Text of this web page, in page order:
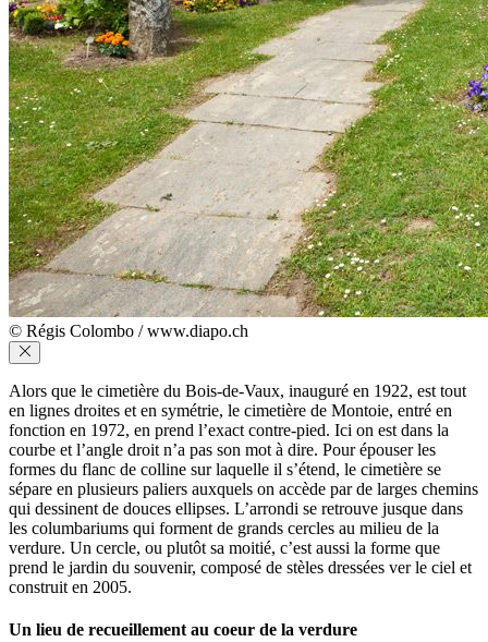
© Régis Colombo / www.diapo.ch
Alors que le cimetière du Bois-de-Vaux, inauguré en 1922, est tout
en lignes droites et en symétrie, le cimetière de Montoie, entré en
fonction en 1972, en prend l’exact contre-pied. Ici on est dans la
courbe et l’angle droit n’a pas son mot à dire. Pour épouser les
formes du flanc de colline sur laquelle il s’étend, le cimetière se
sépare en plusieurs paliers auxquels on accède par de larges chemins
qui dessinent de douces ellipses. L’arrondi se retrouve jusque dans
les columbariums qui forment de grands cercles au milieu de la
verdure. Un cercle, ou plutôt sa moitié, c’est aussi la forme que
prend le jardin du souvenir, composé de stèles dressées ver le ciel et
construit en 2005.
Un lieu de recueillement au coeur de la verdure